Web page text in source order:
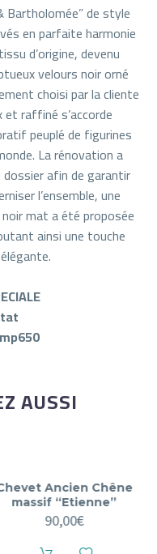
Bartholomée” de style
en parfaite harmonie
d’origine, devenu
velours noir orné
choisi par la cliente
et raffiné s’accorde
peuplé de figurines
La rénovation a
afin de garantir
l’ensemble, une
mat a été proposée
ainsi une touche
AUSSI
Ancien Chêne
massif “Etienne”
90,00€